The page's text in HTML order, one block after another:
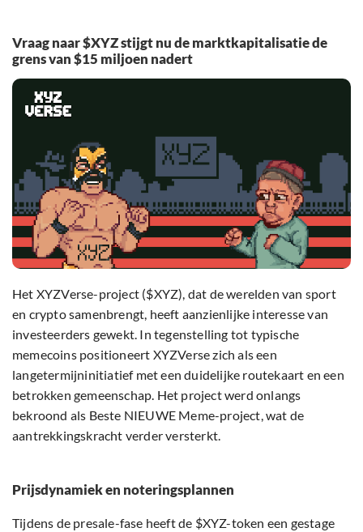
Vraag naar $XYZ stijgt nu de marktkapitalisatie de
grens van $15 miljoen nadert
Het XYZVerse-project ($XYZ), dat de werelden van sport
en crypto samenbrengt, heeft aanzienlijke interesse van
investeerders gewekt. In tegenstelling tot typische
memecoins positioneert XYZVerse zich als een
langetermijninitiatief met een duidelijke routekaart en een
betrokken gemeenschap. Het project werd onlangs
bekroond als Beste NIEUWE Meme-project, wat de
aantrekkingskracht verder versterkt.
Prijsdynamiek en noteringsplannen
Tijdens de presale-fase heeft de $XYZ-token een gestage